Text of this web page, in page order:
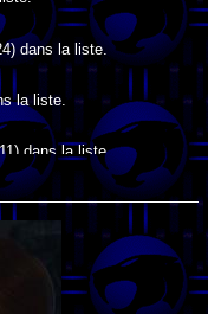
dans la liste.
la liste.
dans la liste.
dans la liste.
liste.
(1996) dans la liste.